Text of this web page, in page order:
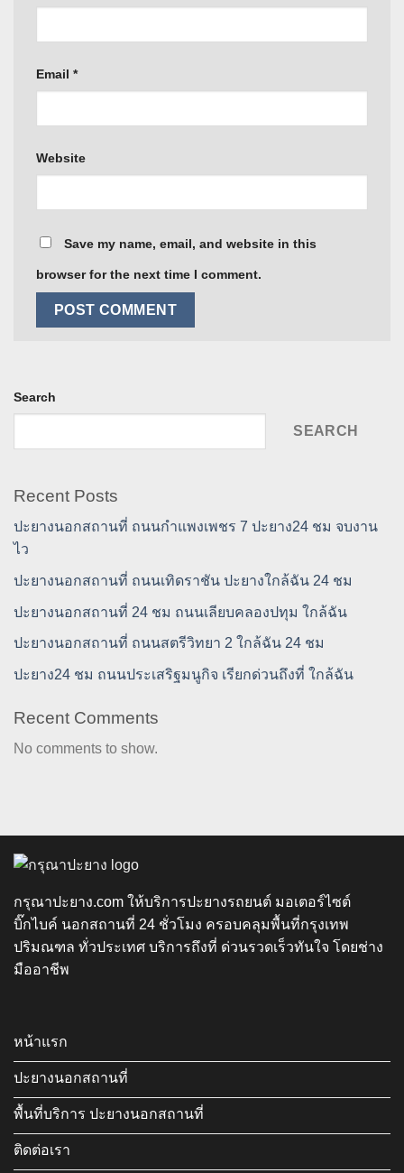
Email *
Website
Save my name, email, and website in this
browser for the next time I comment.
Search
SEARCH
Recent Posts
ปะยางนอกสถานที่ ถนนกำแพงเพชร 7 ปะยาง24 ชม จบงาน
ไว
ปะยางนอกสถานที่ ถนนเทิดราชัน ปะยางใกล้ฉัน 24 ชม
ปะยางนอกสถานที่ 24 ชม ถนนเลียบคลองปทุม ใกล้ฉัน
ปะยางนอกสถานที่ ถนนสตรีวิทยา 2 ใกล้ฉัน 24 ชม
ปะยาง24 ชม ถนนประเสริฐมนูกิจ เรียกด่วนถึงที่ ใกล้ฉัน
Recent Comments
No comments to show.
กรุณาปะยาง.com ให้บริการปะยางรถยนต์ มอเตอร์ไซต์
บิ๊กไบค์ นอกสถานที่ 24 ชั่วโมง ครอบคลุมพื้นที่กรุงเทพ
ปริมณฑล ทั่วประเทศ บริการถึงที่ ด่วนรวดเร็วทันใจ โดยช่าง
มืออาชีพ
หน้าแรก
ปะยางนอกสถานที่
พื้นที่บริการ ปะยางนอกสถานที่
ติดต่อเรา